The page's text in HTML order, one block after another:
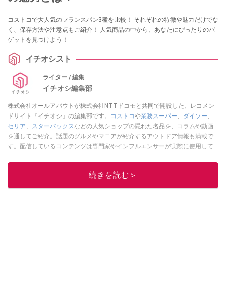
コストコで大人気のフランスパン3種を比較！ それぞれの特徴や魅力だけでな
く、保存方法や注意点もご紹介！ 人気商品の中から、あなたにぴったりのバ
ゲットを見つけよう！
イチオシスト
ライター / 編集
イチオシ編集部
株式会社オールアバウトが株式会社NTTドコモと共同で開設した、レコメン
ドサイト『イチオシ』の編集部です。
コストコや業務スーパー、 ダイソー、
セリア、 スターバックスなどの人気ショップの隠れた名品を、コラムや動画
を通してご紹介。話題のグルメやマニアが紹介するアウトドア情報も満載で
す。配信しているコンテンツは専門家やインフルエンサーが実際に使用して
ニュースでフォロー
続きを読む＞